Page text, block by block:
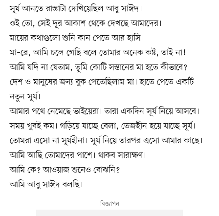
সূর্য আনতে রাস্তাটা দেখিয়েছিল আবু সাঈদ।
ওই তো, সেই দূর আকাশ থেকে দেখছে আমাদের।
মায়ের কথাগুলো শুনি কান পেতে আর হাসি।
মা–রে, আমি চলে গেছি বলে তোমার অনেক কষ্ট, তাই না!
আমি যদি না যেতাম, তুমি কোটি সন্তানের মা হতে কীভাবে?
দেশ ও মানুষের জন্য বুক পেতেছিলাম মা। হাতে পেতে একটি
নতুন সূর্য।
আমার পথে নেমেছে ভাইয়েরা। তারা একদিন সূর্য নিয়ে আসবে।
সময় খুবই কম। গড়িয়ে যাচ্ছে বেলা, তেজহীন হয়ে যাচ্ছে সূর্য।
তোমরা এসো না সূর্যহীনা। সূর্য নিয়ে তারপর এসো আমার কাছে।
আমি আছি তোমাদের পাশে। থাকব সারাক্ষণ।
আমি কে? আওয়াজ শুনেও বোঝনি?
আমি আবু সাঈদ বলছি।